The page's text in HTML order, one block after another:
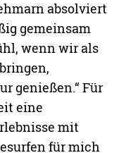
absolviert
gemeinsam
wenn wir als
genießen.“ Für
eine
mit
für mich